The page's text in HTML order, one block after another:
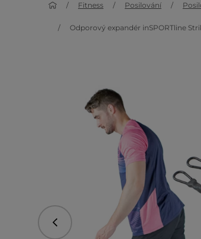
Fitness Posilování
Odporový expandér inSPORTline
Předchozí